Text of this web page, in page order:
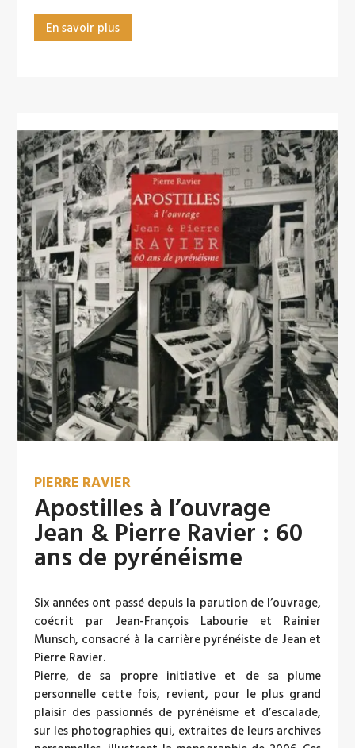
En savoir plus
PIERRE RAVIER
Apostilles à l’ouvrage
Jean & Pierre Ravier : 60
ans de pyrénéisme
Six années ont passé depuis la parution de l’ouvrage,
coécrit par Jean-François Labourie et Rainier
Munsch, consacré à la carrière pyrénéiste de Jean et
Pierre Ravier.
Pierre, de sa propre initiative et de sa plume
personnelle cette fois, revient, pour le plus grand
plaisir des passionnés de pyrénéisme et d’escalade,
sur les photographies qui, extraites de leurs archives